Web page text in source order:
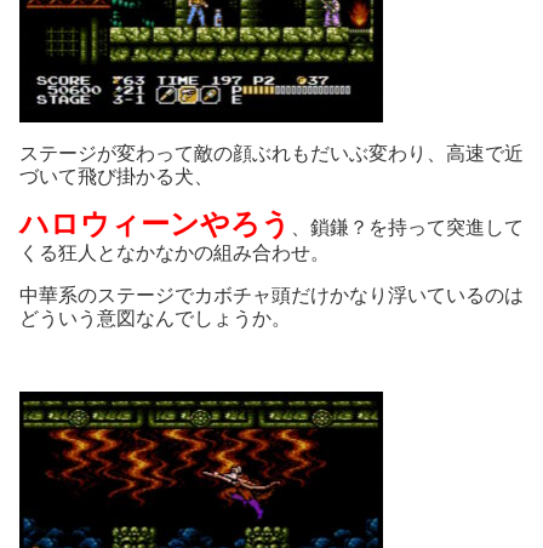
ステージが変わって敵の顔ぶれもだいぶ変わり、高速で近
づいて飛び掛かる犬、
ハロウィーンやろう
、鎖鎌？を持って突進して
くる狂人となかなかの組み合わせ。
中華系のステージでカボチャ頭だけかなり浮いているのは
どういう意図なんでしょうか。